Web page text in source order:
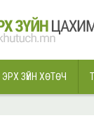
ЭРХ ЗҮЙН ХӨТӨЧ